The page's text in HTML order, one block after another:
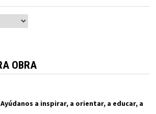
OBRA
Ayúdanos a inspirar, a orientar, a educar, a